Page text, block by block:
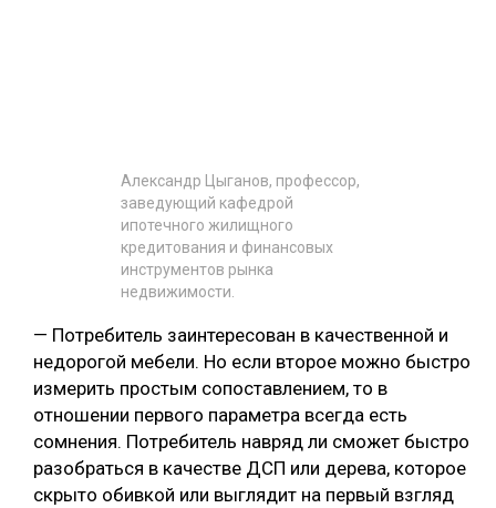
Александр Цыганов, профессор,
заведующий кафедрой
ипотечного жилищного
кредитования и финансовых
инструментов рынка
недвижимости.
— Потребитель заинтересован в качественной и
недорогой мебели. Но если второе можно быстро
измерить простым сопоставлением, то в
отношении первого параметра всегда есть
сомнения. Потребитель навряд ли сможет быстро
разобраться в качестве ДСП или дерева, которое
скрыто обивкой или выглядит на первый взгляд